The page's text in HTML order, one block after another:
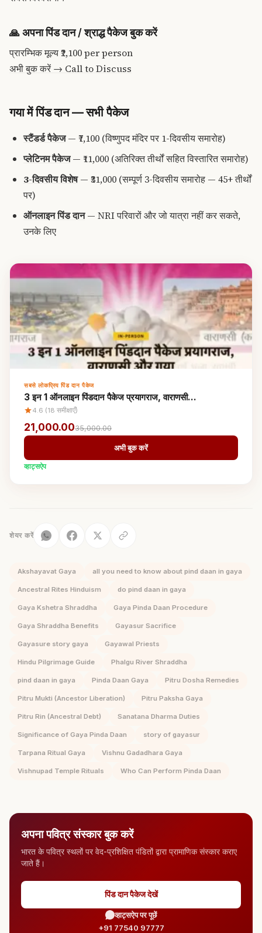
🙏अपना पिंड दान / श्राद्ध पैकेज बुक करें
प्रारम्भिक मूल्य ₹2,100per person
अभी बुक करें → Call to Discuss
गया में पिंड दान — सभी पैकेज
स्टैंडर्ड पैकेज— ₹7,100 (विष्णुपद मंदिर पर 1-दिवसीय समारोह)
प्लेटिनम पैकेज— ₹11,000 (अतिरिक्त तीर्थों सहित विस्तारित समारोह)
3-दिवसीय विशेष— ₹31,000 (सम्पूर्ण 3-दिवसीय समारोह — 45+ तीर्थों
पर)
ऑनलाइन पिंड दान— NRI परिवारों और जो यात्रा नहीं कर सकते,
उनके लिए
सबसे लोकप्रिय पिंड दान पैकेज
3 इन 1 ऑनलाइन पिंडदान पैकेज प्रयागराज, वाराणसी…
4.6 (18 समीक्षाएँ)
21,000.0035,000.00
अभी बुक करें
व्हाट्सऐप
शेयर करें
Akshayavat Gaya all you need to know about pind daan in gaya
Ancestral Rites Hinduism do pind daan in gaya
Gaya Kshetra Shraddha Gaya Pinda Daan Procedure
Gaya Shraddha Benefits Gayasur Sacrifice
Gayasure story gaya Gayawal Priests
Hindu Pilgrimage Guide Phalgu River Shraddha
pind daan in gaya Pinda Daan Gaya Pitru Dosha Remedies
Pitru Mukti (Ancestor Liberation) Pitru Paksha Gaya
Pitru Rin (Ancestral Debt) Sanatana Dharma Duties
Significance of Gaya Pinda Daan story of gayasur
Tarpana Ritual Gaya Vishnu Gadadhara Gaya
Vishnupad Temple Rituals Who Can Perform Pinda Daan
अपना पवित्र संस्कार बुक करें
भारत के पवित्र स्थलों पर वेद-प्रशिक्षित पंडितों द्वारा प्रामाणिक संस्कार कराए
जाते हैं।
पिंड दान पैकेज देखें
व्हाट्सऐप पर पूछें
+91 77540 97777